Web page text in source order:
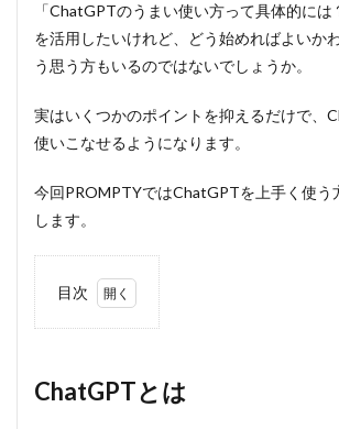
「ChatGPTのうまい使い方って具体的に
を活用したいけれど、どう始めればよいか
う思う方もいるのではないでしょうか。
実はいくつかのポイントを抑えるだけで、
使いこなせるようになります。
今回PROMPTYではChatGPTを上手く使う
します。
目次
2
ChatGPTとは